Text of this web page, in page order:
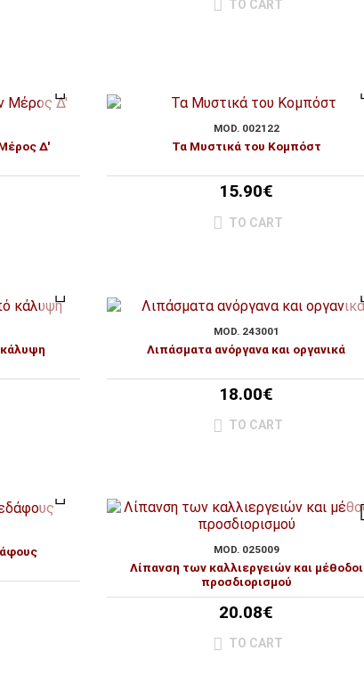
TO CART
Δ'
MOD. 002122
Τα Μυστικά του Κομπόστ
15.90€
TO CART
MOD. 243001
Λιπάσματα ανόργανα και οργανικά
18.00€
TO CART
MOD. 025009
Λίπανση των καλλιεργειών και μέθοδοι
προσδιορισμού
20.08€
TO CART